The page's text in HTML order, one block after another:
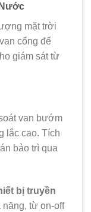
mặt trời
cổng để
giám sát từ
van bướm
lắc cao. Tích
bảo trì qua
bị truyền
năng, từ on-off